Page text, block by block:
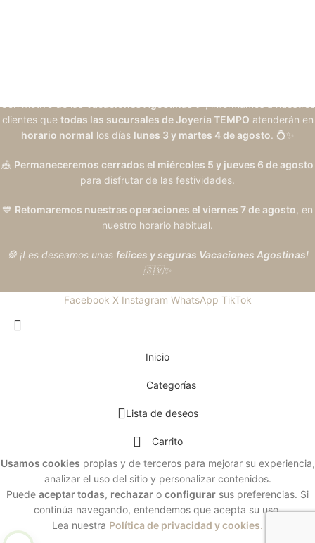
clientes que todas las sucursales de Joyería TEMPO atenderán en
horario normal los días lunes 3 y martes 4 de agosto. 💍✨
🎪 Permaneceremos cerrados el miércoles 5 y jueves 6 de agosto
para disfrutar de las festividades.
💙 Retomaremos nuestras operaciones el viernes 7 de agosto, en
nuestro horario habitual.
🎡 ¡Les deseamos unas felices y seguras Vacaciones Agostinas!
🇸🇻✨
Facebook X Instagram WhatsApp TikTok
Inicio
Categorías
Lista de deseos
Carrito
Usamos cookies propias y de terceros para mejorar su experiencia,
analizar el uso del sitio y personalizar contenidos.
Puede aceptar todas, rechazar o configurar sus preferencias. Si
continúa navegando, entendemos que acepta su uso.
Lea nuestra Política de privacidad y cookies.